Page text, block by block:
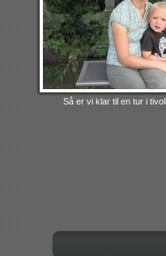
Så er vi klar til en tur i